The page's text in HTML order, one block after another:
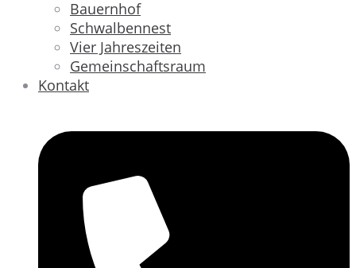
Bauernhof
Schwalbennest
Vier Jahreszeiten
Gemeinschaftsraum
Kontakt